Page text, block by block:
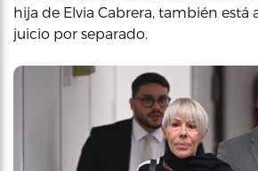
hija de Elvia Cabrera, también está
juicio por separado.